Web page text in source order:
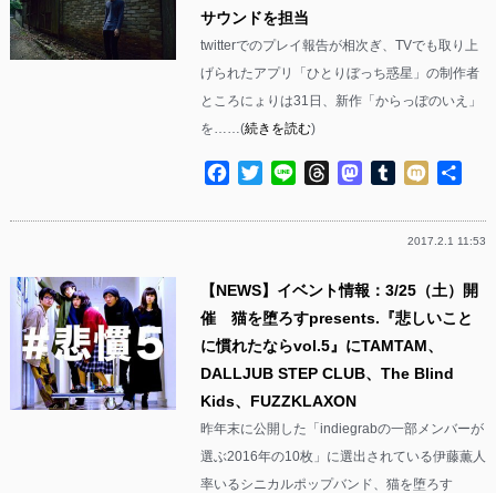
サウンドを担当
twitterでのプレイ報告が相次ぎ、TVでも取り上
げられたアプリ「ひとりぼっち惑星」の制作者
ところにょりは31日、新作「からっぽのいえ」
を……(続きを読む)
Facebook
TwitterLine ThreadsMastodon
Tumblr
Mixi
2017.2.1 11:53
【NEWS】イベント情報：3/25（土）開
催 猫を堕ろすpresents.『悲しいこと
に慣れたならvol.5』にTAMTAM、
DALLJUB STEP CLUB、The Blind
Kids、FUZZKLAXON
昨年末に公開した「indiegrabの一部メンバーが
選ぶ2016年の10枚」に選出されている伊藤薫人
率いるシニカルポップバンド、猫を堕ろす